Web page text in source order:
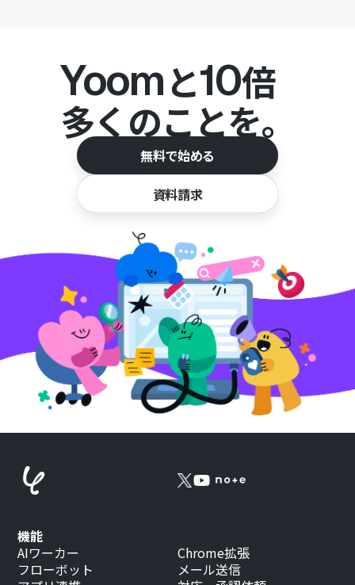
Yoomと10倍
多くのことを。
無料で始める
資料請求
機能
AIワーカー
フローボット
Chrome拡張
メール送信